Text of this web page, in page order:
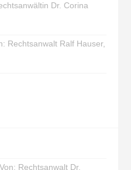
Dr. Corina
Rechtsanwalt Ralf Hauser,
Rechtsanwalt Dr.